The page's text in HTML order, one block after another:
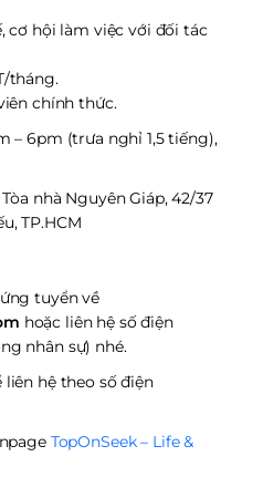
cơ hội làm việc với đối tác
tháng.
chính thức.
– 6pm (trưa nghỉ 1,5 tiếng),
nhà Nguyên Giáp, 42/37
TP.HCM
tuyển về
hoặc liên hệ số điện
nhân sự) nhé.
hệ theo số điện
TopOnSeek – Life &